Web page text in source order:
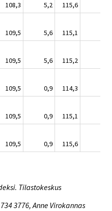
108,3 5,2 115,6
109,5 5,6 115,1
109,5 5,6 115,2
109,5 0,9 114,3
109,5 0,9 115,1
109,5 0,9 115,6
Tilastokeskus
3776, Anne Virokannas